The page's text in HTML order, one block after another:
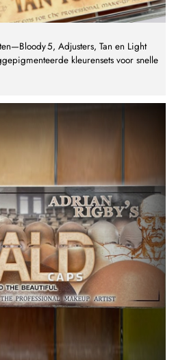
5, Adjusters, Tan en Light
kleurensets voor snelle